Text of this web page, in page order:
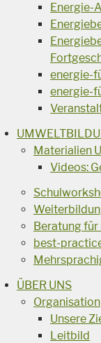
Energie-
energie-
energie-
Materialien
Videos:
Beratung
best-
ÜBER UNS
Organisation
Unsere
Leitbild